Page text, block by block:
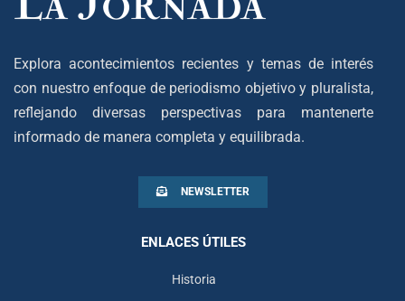
Explora acontecimientos recientes y temas de interés
con nuestro enfoque de periodismo objetivo y pluralista,
reflejando diversas perspectivas para mantenerte
informado de manera completa y equilibrada.
NEWSLETTER
ENLACES ÚTILES
Historia